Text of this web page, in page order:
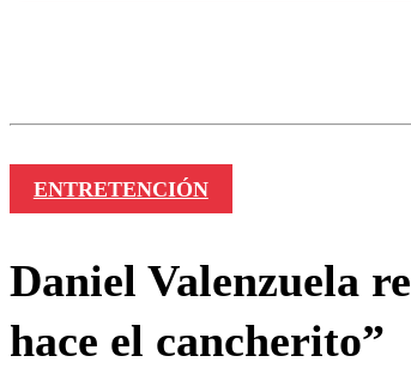
ENTRETENCIÓN
Daniel Valenzuela
hace el cancherito”